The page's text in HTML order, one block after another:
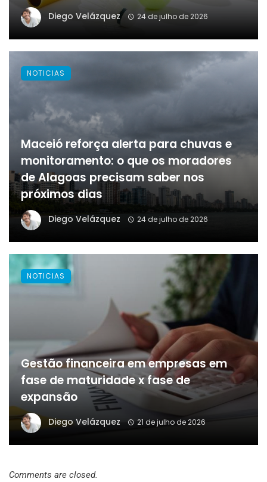
Diego Velázquez 24 de julho de 2026
Maceió reforça alerta para chuvas e
monitoramento: o que os moradores
de Alagoas precisam saber nos
próximos dias
Diego Velázquez 24 de julho de 2026
NOTICIAS
Gestão financeira em empresas em
fase de maturidade x fase de
expansão
Diego Velázquez 21 de julho de 2026
NOTICIAS
Comments are closed.